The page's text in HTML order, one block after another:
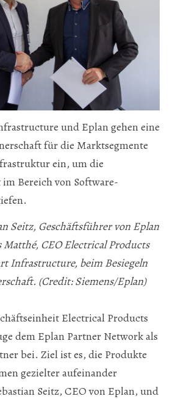
und Eplan gehen eine
für die Marktsegmente
ein, um die
Bereich von Software-
Seitz, Geschäftsführer von Eplan
CEO Electrical Products
Infrastructure, beim Besiegeln
(Credit: Siemens/Eplan)
Electrical Products
dem Eplan Partner Network als
bei. Ziel ist es, die Produkte
gezielter aufeinander
Seitz, CEO von Eplan, und